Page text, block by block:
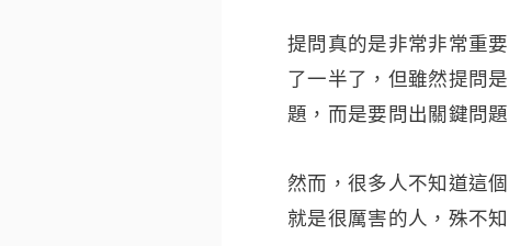
提問真的是非常非常重
了一半了，但雖然提問
題，而是要問出關鍵問
然而，很多人不知道這
就是很厲害的人，殊不